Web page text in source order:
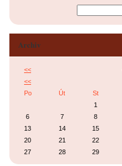
Archiv
<<
<<
Po
Út St
1
6
7 8
13
14 15
20
21 22
27
28 29